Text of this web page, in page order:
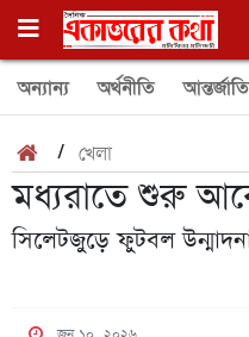
অন্যান্য অর্থনীতি
/ খেলা
মধ্যরাতে শুরু
সিলেটজুড়ে ফুটবল